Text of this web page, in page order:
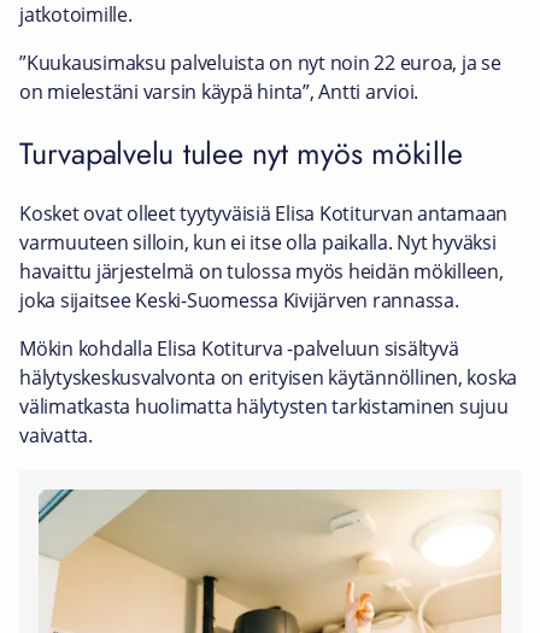
jatkotoimille.
”Kuukausimaksu palveluista on nyt noin 22 euroa, ja se
on mielestäni varsin käypä hinta”, Antti arvioi.
Turvapalvelu tulee nyt myös mökille
Kosket ovat olleet tyytyväisiä Elisa Kotiturvan antamaan
varmuuteen silloin, kun ei itse olla paikalla. Nyt hyväksi
havaittu järjestelmä on tulossa myös heidän mökilleen,
joka sijaitsee Keski-Suomessa Kivijärven rannassa.
Mökin kohdalla Elisa Kotiturva -palveluun sisältyvä
hälytyskeskusvalvonta on erityisen käytännöllinen, koska
välimatkasta huolimatta hälytysten tarkistaminen sujuu
vaivatta.